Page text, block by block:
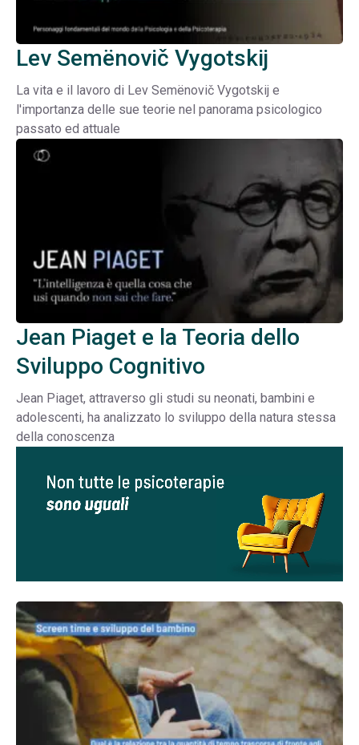
Lev Semënovič Vygotskij
La vita e il lavoro di Lev Semënovič Vygotskij e
l'importanza delle sue teorie nel panorama psicologico
passato ed attuale
Jean Piaget e la Teoria dello
Sviluppo Cognitivo
Jean Piaget, attraverso gli studi su neonati, bambini e
adolescenti, ha analizzato lo sviluppo della natura stessa
della conoscenza